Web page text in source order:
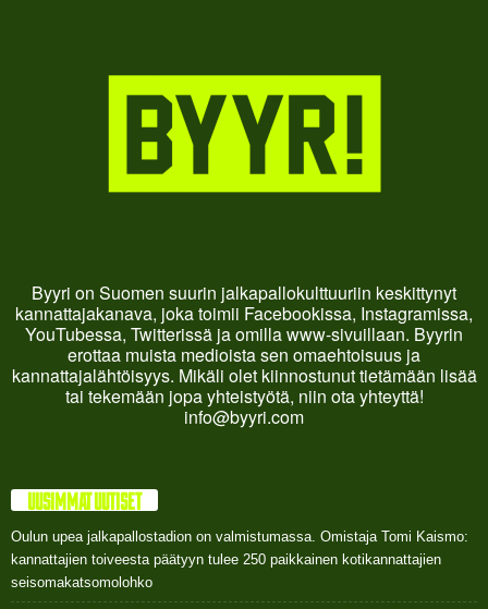
Byyri on Suomen suurin jalkapallokulttuuriin keskittynyt
kannattajakanava, joka toimii Facebookissa, Instagramissa,
YouTubessa, Twitterissä ja omilla www-sivuillaan. Byyrin
erottaa muista medioista sen omaehtoisuus ja
kannattajalähtöisyys. Mikäli olet kiinnostunut tietämään lisää
tai tekemään jopa yhteistyötä, niin ota yhteyttä!
info@byyri.com
UUSIMMAT UUTISET
Oulun upea jalkapallostadion on valmistumassa. Omistaja Tomi Kaismo:
kannattajien toiveesta päätyyn tulee 250 paikkainen kotikannattajien
seisomakatsomolohko